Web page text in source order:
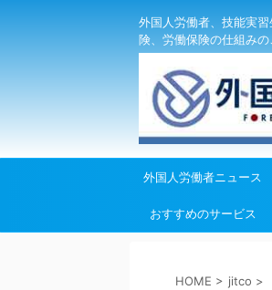
外国人労働者、技能実
険、労働保険の仕組みの
外国人労働者ニュース
おすすめのサービス
HOME > jitco >